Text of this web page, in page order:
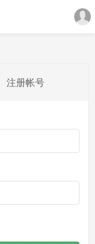
注册帐号